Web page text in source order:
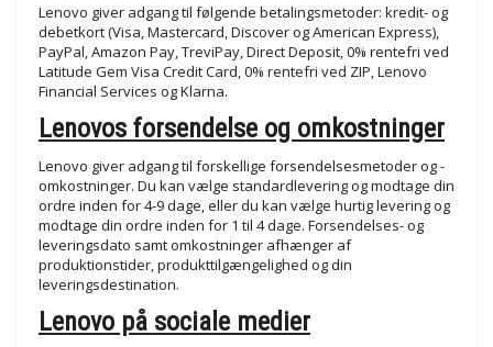
Lenovo giver adgang til følgende betalingsmetoder: kredit- og
debetkort (Visa, Mastercard, Discover og American Express),
PayPal, Amazon Pay, TreviPay, Direct Deposit, 0% rentefri ved
Latitude Gem Visa Credit Card, 0% rentefri ved ZIP, Lenovo
Financial Services og Klarna.
Lenovos forsendelse og omkostninger
Lenovo giver adgang til forskellige forsendelsesmetoder og -
omkostninger. Du kan vælge standardlevering og modtage din
ordre inden for 4-9 dage, eller du kan vælge hurtig levering og
modtage din ordre inden for 1 til 4 dage. Forsendelses- og
leveringsdato samt omkostninger afhænger af
produktionstider, produkttilgængelighed og din
leveringsdestination.
Lenovo på sociale medier